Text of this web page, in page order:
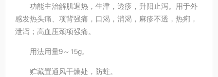
功能主治解肌退热，生津，透疹，升阳止泻。用于外
感发热头痛、项背强痛，口渴，消渴，麻疹不透，热痢，
泄泻；高血压颈项强痛。
用法用量9～15g。
贮藏置通风干燥处，防蛀。